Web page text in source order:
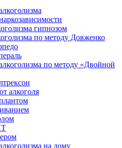
гипнозом
по методу Довженко
по методу «Двойной
алкоголя
на дому